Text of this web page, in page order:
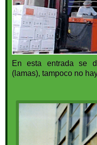
En esta entrada se
(lamas), tampoco no